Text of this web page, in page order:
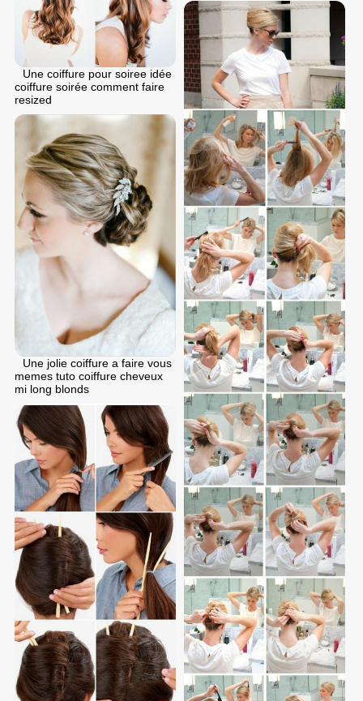
Une coiffure pour soiree idée
coiffure soirée comment faire
resized
Une jolie coiffure a faire vous
memes tuto coiffure cheveux
mi long blonds